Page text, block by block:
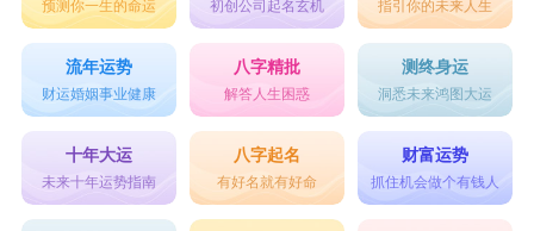
预测你一生的命运 初创公司起名玄机 指引你的未来人生
流年运势
财运婚姻事业健康
八字精批
解答人生困惑
测终身运
洞悉未来鸿图大运
十年大运
未来十年运势指南
八字起名
有好名就有好命
财富运势
抓住机会做个有钱人